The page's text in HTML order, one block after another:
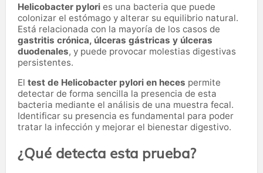
Helicobacter pylori es una bacteria que puede
colonizar el estómago y alterar su equilibrio natural.
Está relacionada con la mayoría de los casos de
gastritis crónica, úlceras gástricas y úlceras
duodenales, y puede provocar molestias digestivas
persistentes.
El test de Helicobacter pylori en heces permite
detectar de forma sencilla la presencia de esta
bacteria mediante el análisis de una muestra fecal.
Identificar su presencia es fundamental para poder
tratar la infección y mejorar el bienestar digestivo.
¿Qué detecta esta prueba?